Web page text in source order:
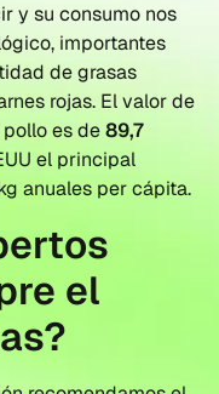
y su consumo nos
importantes
de grasas
rojas. El valor de
es de89,7
el principal
anuales per cápita.
el